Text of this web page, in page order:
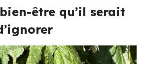
être qu’il serait